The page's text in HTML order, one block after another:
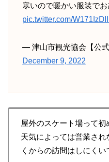
寒いので暖かい服装で
pic.twitter.com/
— 津山市観光協会【公
December 9, 2022
屋外のスケート場って初
天気によっては営業さ
くからの訪問はしにくい